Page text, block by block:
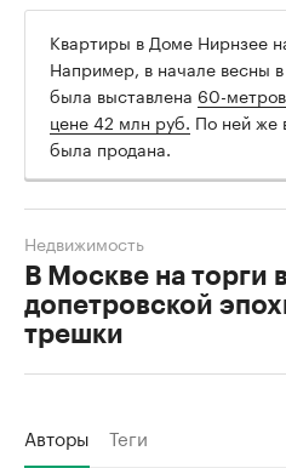
Квартиры в Доме Нирнзее
Например, в начале весны
была выставлена 60-
цене 42 млн руб. По ней же
была продана.
В Москве на торги
допетровской
трешки
Недвижимость
Авторы Теги